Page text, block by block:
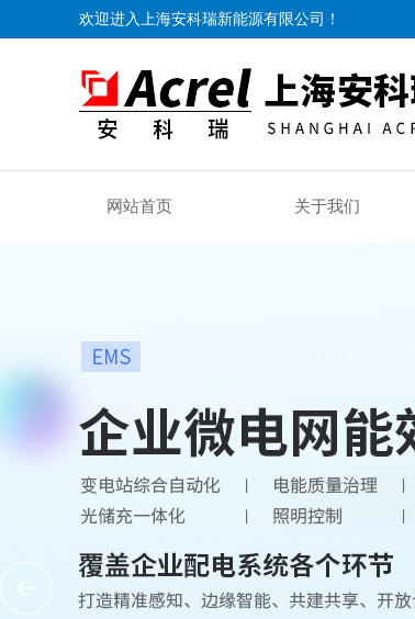
欢迎进入上海安科瑞新能源有限公司！
网站首页 关于我们